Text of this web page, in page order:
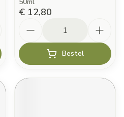
€ 12,80
Bestel